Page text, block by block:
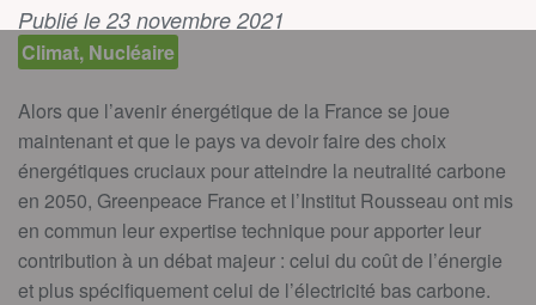
Publié le 23 novembre 2021
Climat, Nucléaire
Alors que l’avenir énergétique de la France se joue
maintenant et que le pays va devoir faire des choix
énergétiques cruciaux pour atteindre la neutralité carbone
en 2050, Greenpeace France et l’Institut Rousseau ont mis
en commun leur expertise technique pour apporter leur
contribution à un débat majeur : celui du coût de l’énergie
et plus spécifiquement celui de l’électricité bas carbone.